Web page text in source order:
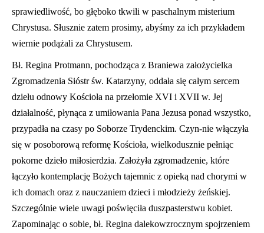
sprawiedliwość, bo głęboko tkwili w paschalnym misterium
Chrystusa. Słusznie zatem prosimy, abyśmy za ich przykładem
wiernie podążali za Chrystusem.
Bł. Regina Protmann, pochodząca z Braniewa założycielka
Zgromadzenia Sióstr św. Katarzyny, oddała się całym sercem
dziełu odnowy Kościoła na przełomie XVI i XVII w. Jej
działalność, płynąca z umiłowania Pana Jezusa ponad wszystko,
przypadła na czasy po Soborze Trydenckim. Czyn-nie włączyła
się w posoborową reformę Kościoła, wielkodusznie pełniąc
pokorne dzieło miłosierdzia. Założyła zgromadzenie, które
łączyło kontemplację Bożych tajemnic z opieką nad chorymi w
ich domach oraz z nauczaniem dzieci i młodzieży żeńskiej.
Szczególnie wiele uwagi poświęciła duszpasterstwu kobiet.
Zapominając o sobie, bł. Regina dalekowzrocznym spojrzeniem